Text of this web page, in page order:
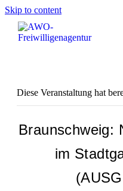
Skip to content
Diese Veranstaltung hat
Braunschweig:
im